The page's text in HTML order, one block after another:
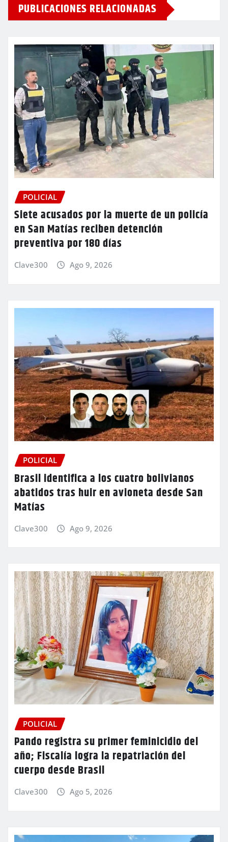
PUBLICACIONES RELACIONADAS
POLICIAL
Siete acusados por la muerte de un policía
en San Matías reciben detención
preventiva por 180 días
Clave300 Ago 9, 2026
POLICIAL
Brasil identifica a los cuatro bolivianos
abatidos tras huir en avioneta desde San
Matías
Clave300 Ago 9, 2026
POLICIAL
Pando registra su primer feminicidio del
año; Fiscalía logra la repatriación del
cuerpo desde Brasil
Clave300 Ago 5, 2026